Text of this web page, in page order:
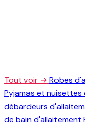
Tout voir → Robes
Pyjamas et nuisettes
débardeurs
de bain d'allaitement